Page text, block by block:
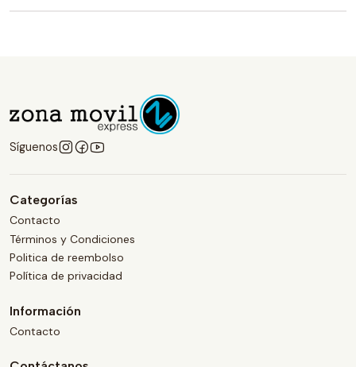
Síguenos
Categorías
Contacto
Términos y Condiciones
Politica de reembolso
Política de privacidad
Información
Contacto